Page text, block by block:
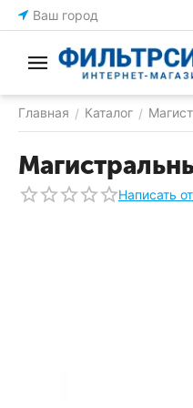
Ваш город
Главная / Каталог /
Написать